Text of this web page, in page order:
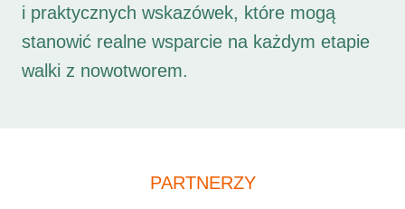
i praktycznych wskazówek, które mogą
stanowić realne wsparcie na każdym etapie
walki z nowotworem.
PARTNERZY